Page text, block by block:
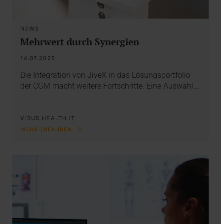
NEWS
Mehrwert durch Synergien
14.07.2026
Die Integration von JiveX in das Lösungsportfolio
der CGM macht weitere Fortschritte. Eine Auswahl…
VISUS HEALTH IT
MEHR ERFAHREN